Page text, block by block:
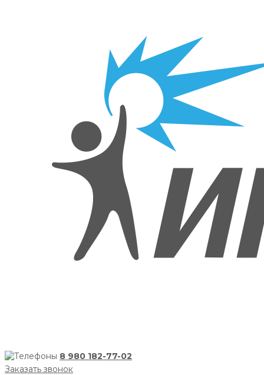
8 980 182-77-02
Заказать звонок